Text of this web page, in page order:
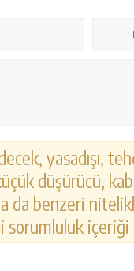
yasadışı,
düşürücü,
da benzeri
sorumluluk